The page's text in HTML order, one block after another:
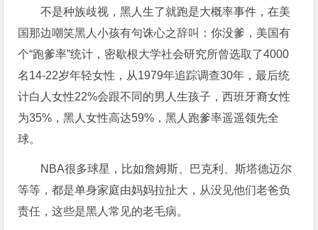
不是种族歧视，黑人生了就跑是大概率事件，在美
国那边嘲笑黑人小孩有句诛心之辞叫：你没爹，美国有
个“跑爹率”统计，密歇根大学社会研究所曾选取了4000
名14-22岁年轻女性，从1979年追踪调查30年，最后统
计白人女性22%会跟不同的男人生孩子，西班牙裔女性
为35%，黑人女性高达59%，黑人跑爹率遥遥领先全
球。
NBA很多球星，比如詹姆斯、巴克利、斯塔德迈尔
等等，都是单身家庭由妈妈拉扯大，从没见他们老爸负
责任，这些是黑人常见的老毛病。